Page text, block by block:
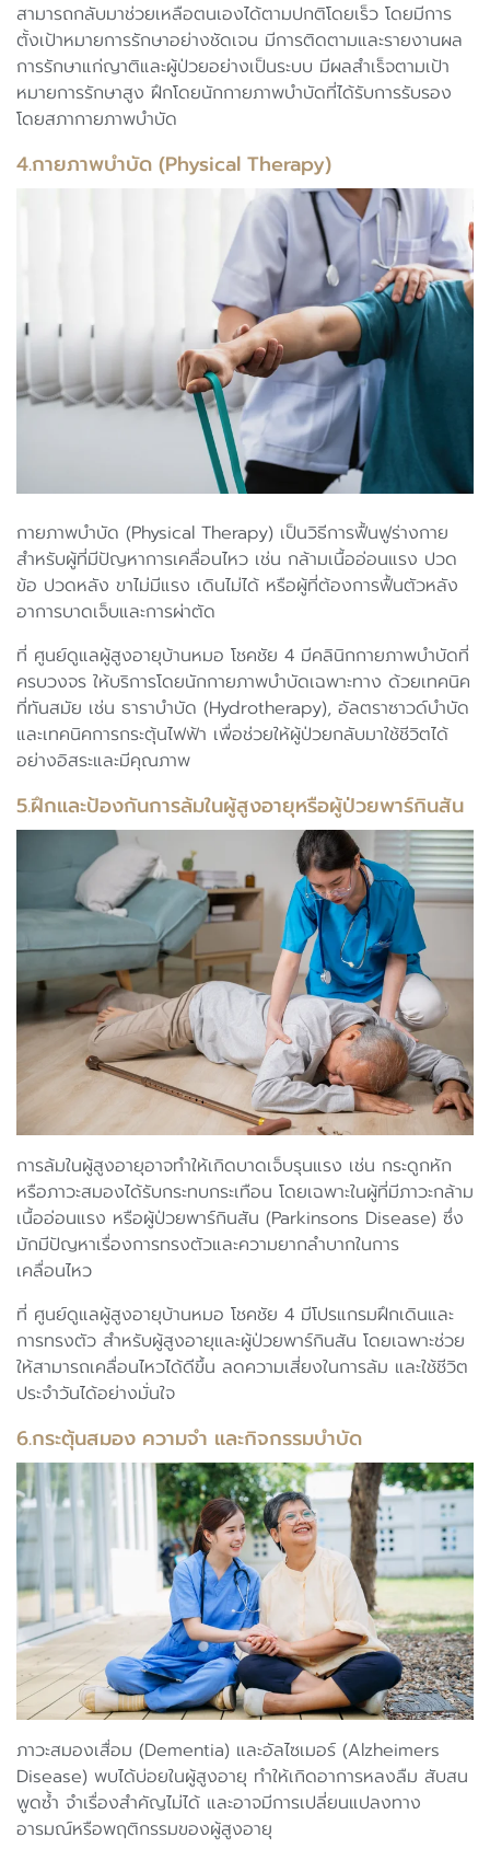
สามารถกลับมาช่วยเหลือตนเองได้ตามปกติโดยเร็ว โดยมีการ
ตั้งเป้าหมายการรักษาอย่างชัดเจน มีการติดตามและรายงานผล
การรักษาแก่ญาติและผู้ป่วยอย่างเป็นระบบ มีผลสำเร็จตามเป้า
หมายการรักษาสูง ฝึกโดยนักกายภาพบำบัดที่ได้รับการรับรอง
โดยสภากายภาพบำบัด
4.กายภาพบำบัด (Physical Therapy)
กายภาพบำบัด (Physical Therapy) เป็นวิธีการฟื้นฟูร่างกาย
สำหรับผู้ที่มีปัญหาการเคลื่อนไหว เช่น กล้ามเนื้ออ่อนแรง ปวด
ข้อ ปวดหลัง ขาไม่มีแรง เดินไม่ได้ หรือผู้ที่ต้องการฟื้นตัวหลัง
อาการบาดเจ็บและการผ่าตัด
ที่ ศูนย์ดูแลผู้สูงอายุบ้านหมอ โชคชัย 4 มีคลินิกกายภาพบำบัดที่
ครบวงจร ให้บริการโดยนักกายภาพบำบัดเฉพาะทาง ด้วยเทคนิค
ที่ทันสมัย เช่น ธาราบำบัด (Hydrotherapy), อัลตราซาวด์บำบัด
และเทคนิคการกระตุ้นไฟฟ้า เพื่อช่วยให้ผู้ป่วยกลับมาใช้ชีวิตได้
อย่างอิสระและมีคุณภาพ
5.ฝึกและป้องกันการล้มในผู้สูงอายุหรือผู้ป่วยพาร์กินสัน
การล้มในผู้สูงอายุอาจทำให้เกิดบาดเจ็บรุนแรง เช่น กระดูกหัก
หรือภาวะสมองได้รับกระทบกระเทือน โดยเฉพาะในผู้ที่มีภาวะกล้าม
เนื้ออ่อนแรง หรือผู้ป่วยพาร์กินสัน (Parkinsons Disease) ซึ่ง
มักมีปัญหาเรื่องการทรงตัวและความยากลำบากในการ
เคลื่อนไหว
ที่ ศูนย์ดูแลผู้สูงอายุบ้านหมอ โชคชัย 4 มีโปรแกรมฝึกเดินและ
การทรงตัว สำหรับผู้สูงอายุและผู้ป่วยพาร์กินสัน โดยเฉพาะช่วย
ให้สามารถเคลื่อนไหวได้ดีขึ้น ลดความเสี่ยงในการล้ม และใช้ชีวิต
ประจำวันได้อย่างมั่นใจ
6.กระตุ้นสมอง ความจำ และกิจกรรมบำบัด
ภาวะสมองเสื่อม (Dementia) และอัลไซเมอร์ (Alzheimers
Disease) พบได้บ่อยในผู้สูงอายุ ทำให้เกิดอาการหลงลืม สับสน
พูดซ้ำ จำเรื่องสำคัญไม่ได้ และอาจมีการเปลี่ยนแปลงทาง
อารมณ์หรือพฤติกรรมของผู้สูงอายุ